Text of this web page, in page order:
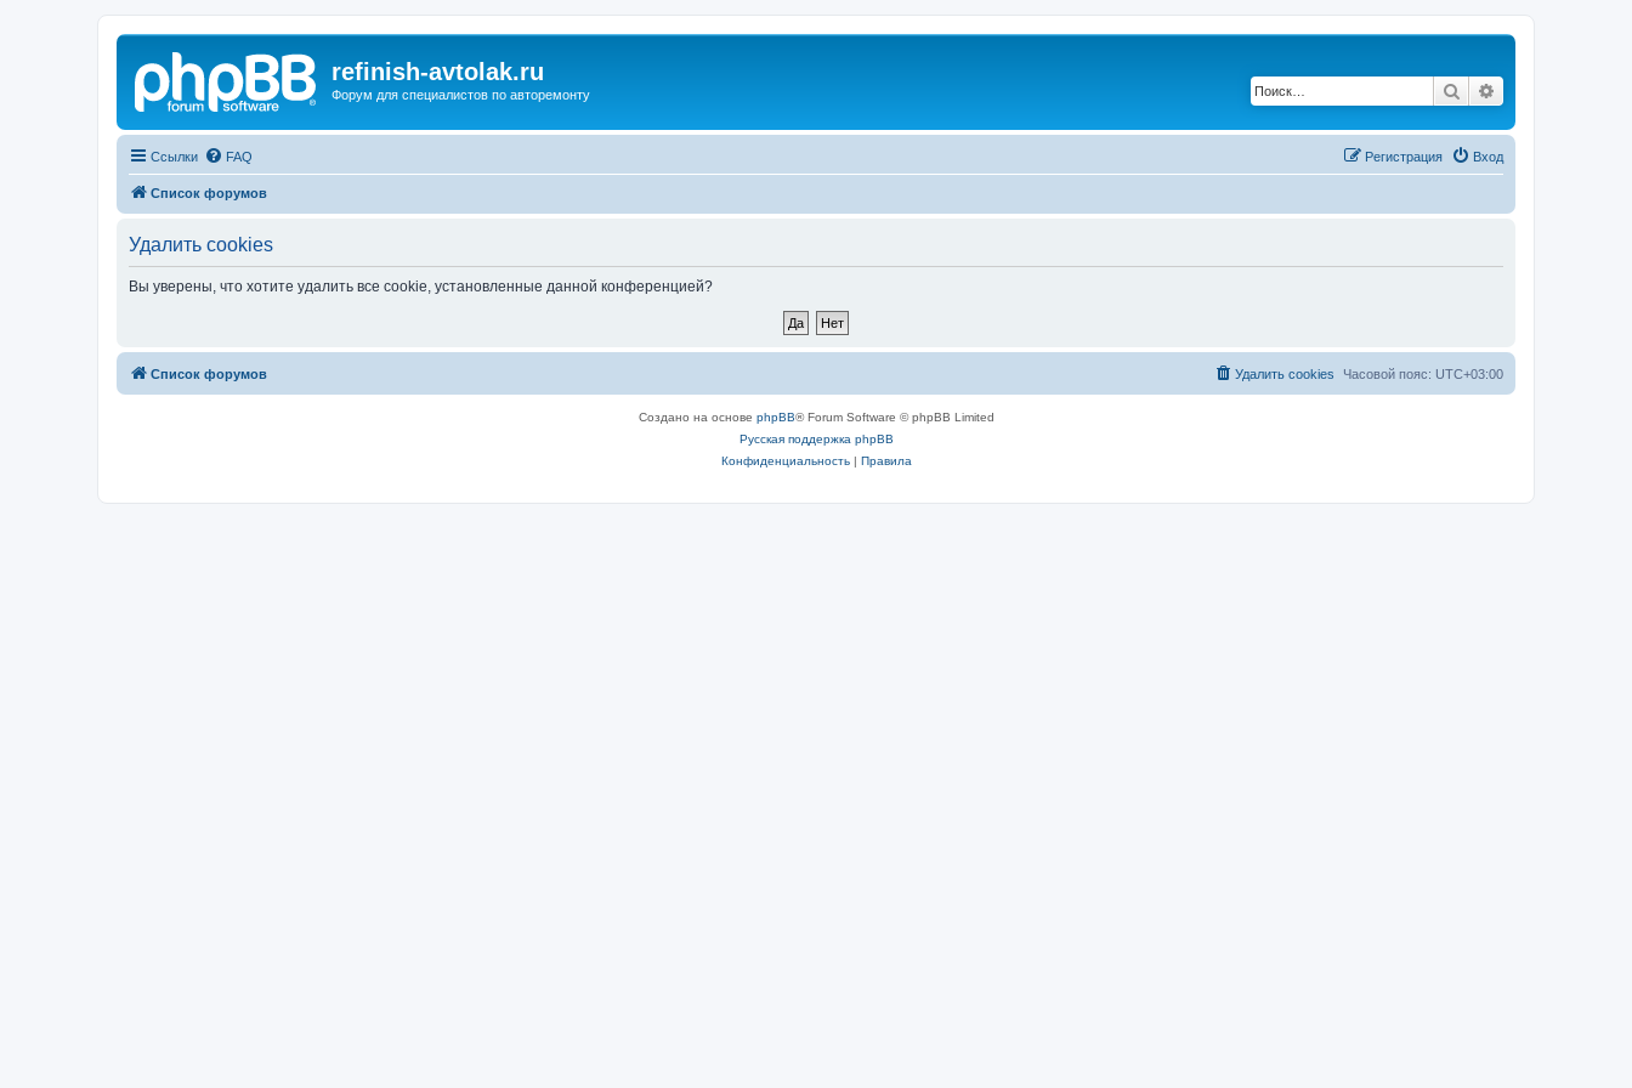
refinish-avtolak.ru
Форум для специалистов по авторемонту Поиск
Ссылки FAQ Вход
Регистрация
Список форумов
Удалить cookies
Вы уверены, что хотите удалить все cookie, установленные данной конференцией?
Список форумов Часовой пояс: UTC+03:00
Удалить cookies
Создано на основе phpBB® Forum Software © phpBB Limited
Русская поддержка phpBB
Конфиденциальность| Правила